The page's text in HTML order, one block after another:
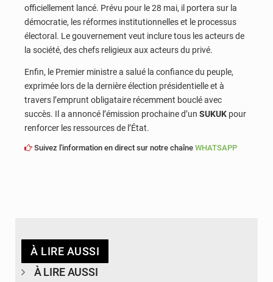
officiellement lancé. Prévu pour le 28 mai, il portera sur la
démocratie, les réformes institutionnelles et le processus
électoral. Le gouvernement veut inclure tous les acteurs de
la société, des chefs religieux aux acteurs du privé.
Enfin, le Premier ministre a salué la confiance du peuple,
exprimée lors de la dernière élection présidentielle et à
travers l’emprunt obligataire récemment bouclé avec
succès. Il a annoncé l’émission prochaine d’un SUKUK pour
renforcer les ressources de l’État.
Suivez l'information en direct sur notre chaîne WHATSAPP
À LIRE AUSSI
À LIRE AUSSI